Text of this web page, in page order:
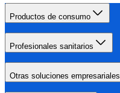
Productos de consumo
Profesionales sanitarios
Otras soluciones empresariales